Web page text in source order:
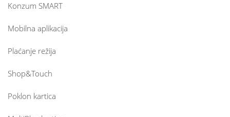
Konzum SMART
Mobilna aplikacija
Plaćanje režija
Shop&Touch
Poklon kartica